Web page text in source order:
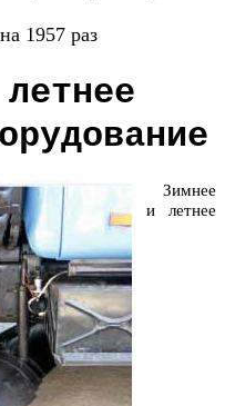
1957 раз
Зимнее
и летнее